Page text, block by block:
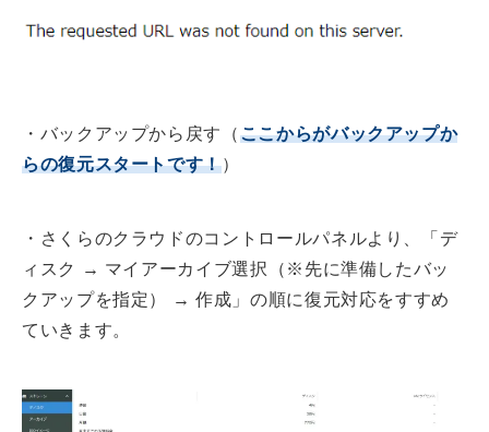
・バックアップから戻す（ここからがバックアップか
らの復元スタートです！）
・さくらのクラウドのコントロールパネルより、「デ
ィスク → マイアーカイブ選択（※先に準備したバッ
クアップを指定） → 作成」の順に復元対応をすすめ
ていきます。